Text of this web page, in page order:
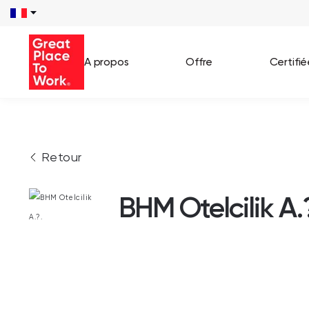
A propos Offre
Cas
Retour
BHM Otelcilik